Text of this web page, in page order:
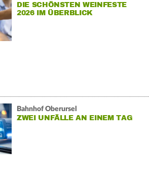
DIE SCHÖNSTEN WEINFESTE
2026 IM ÜBERBLICK
Bahnhof Oberursel
ZWEI UNFÄLLE AN EINEM TAG